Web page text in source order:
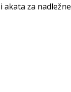
za nadležne